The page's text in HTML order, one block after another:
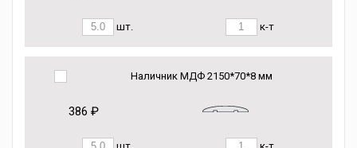
шт. к-т
Наличник МДФ 2150*70*8 мм
386 ₽